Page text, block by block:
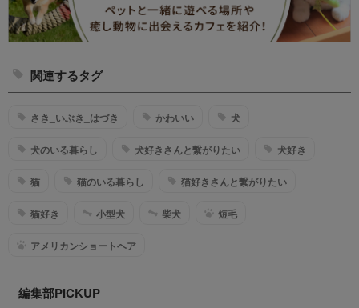
関連するタグ
さき_いぶき_はづき かわいい 犬
犬のいる暮らし 犬好きさんと繋がりたい 犬好き
猫 猫のいる暮らし 猫好きさんと繋がりたい
猫好き 小型犬 柴犬 短毛
アメリカンショートヘア
編集部PICKUP